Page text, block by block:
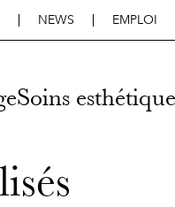
NEWS EMPLOI
Soins